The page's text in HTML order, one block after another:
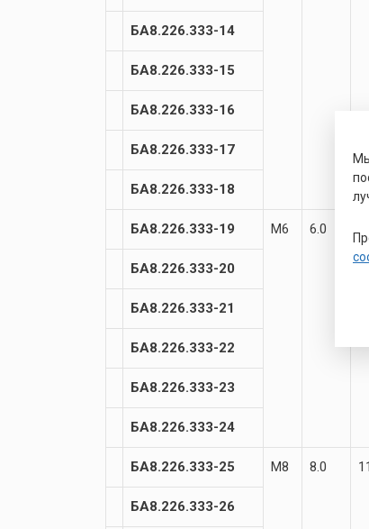
БА8.226.333-14
БА8.226.333-15
БА8.226.333-16
БА8.226.333-17
БА8.226.333-18
БА8.226.333-19 М6 6.0
БА8.226.333-20
БА8.226.333-21
БА8.226.333-22
БА8.226.333-23
БА8.226.333-24
БА8.226.333-25 М8 8.0
БА8.226.333-26